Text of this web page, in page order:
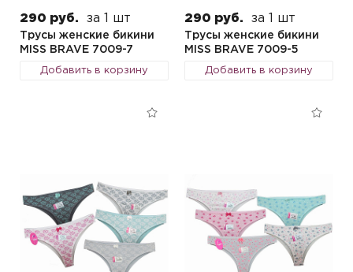
290 руб. за 1 шт
Трусы женские бикини
MISS BRAVE 7009-7
Добавить в корзину
290 руб. за 1 шт
Трусы женские бикини
MISS BRAVE 7009-5
Добавить в корзину